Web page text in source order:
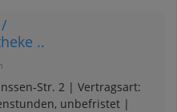
..
Str. 2 | Vertragsart:
unbefristet |